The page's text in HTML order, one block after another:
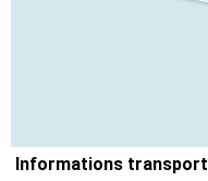
Informations transport